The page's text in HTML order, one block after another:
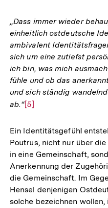
„Dass immer wieder
einheitlich ostdeutsche
ambivalent
sich um eine zutiefst
ich bin, was mich
fühle und ob das
und sich ständig
ab.“Zur
der
Fußnote
[5]
Ein Identitätsgefühl
Poutrus, nicht nur über
in eine Gemeinschaft,
Anerkennung der
die Gemeinschaft. Im
Hensel denjenigen
solche bezeichnen